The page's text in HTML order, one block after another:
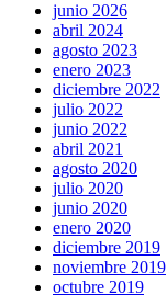
junio 2026
abril 2024
agosto 2023
enero 2023
diciembre 2022
julio 2022
junio 2022
abril 2021
agosto 2020
julio 2020
junio 2020
enero 2020
diciembre 2019
noviembre 2019
octubre 2019